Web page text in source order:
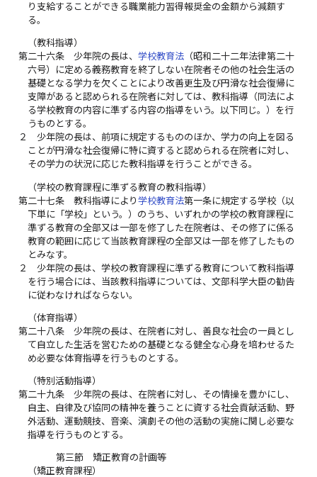
り支給することができる職業能力習得報奨金の金額から減額す
る。
（教科指導）
第二十六条
少年院の長は、学校教育法 （昭和二十二年法律第二十
六号）に定める義務教育を終了しない在院者その他の社会生活の
基礎となる学力を欠くことにより改善更生及び円滑な社会復帰に
支障があると認められる在院者に対しては、教科指導（同法によ
る学校教育の内容に準ずる内容の指導をいう。以下同じ。）を行
うものとする。
２
少年院の長は、前項に規定するもののほか、学力の向上を図る
ことが円滑な社会復帰に特に資すると認められる在院者に対し、
その学力の状況に応じた教科指導を行うことができる。
（学校の教育課程に準ずる教育の教科指導）
第二十七条
教科指導により学校教育法第一条に規定する学校（以
下単に「学校」という。）のうち、いずれかの学校の教育課程に
準ずる教育の全部又は一部を修了した在院者は、その修了に係る
教育の範囲に応じて当該教育課程の全部又は一部を修了したもの
とみなす。
２
少年院の長は、学校の教育課程に準ずる教育について教科指導
を行う場合には、当該教科指導については、文部科学大臣の勧告
に従わなければならない。
（体育指導）
第二十八条
少年院の長は、在院者に対し、善良な社会の一員とし
て自立した生活を営むための基礎となる健全な心身を培わせるた
め必要な体育指導を行うものとする。
（特別活動指導）
第二十九条
少年院の長は、在院者に対し、その情操を豊かにし、
自主、自律及び協同の精神を養うことに資する社会貢献活動、野
外活動、運動競技、音楽、演劇その他の活動の実施に関し必要な
指導を行うものとする。
第三節 矯正教育の計画等
（矯正教育課程）